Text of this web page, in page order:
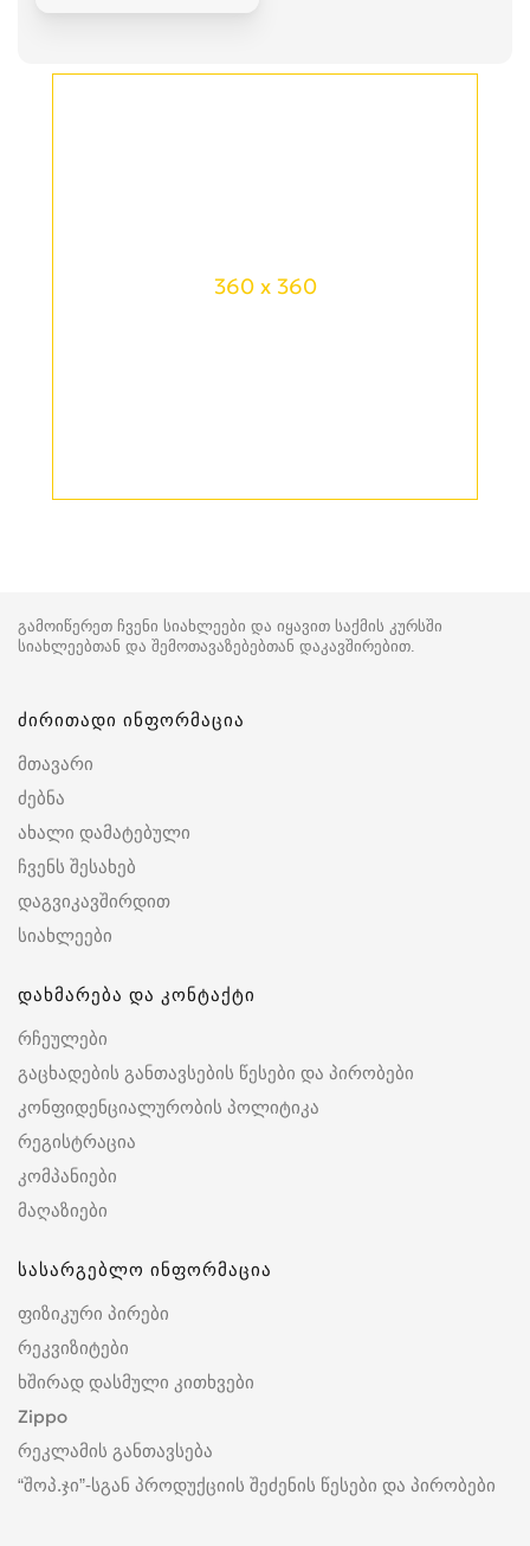
360 x 360
გამოიწერეთ ჩვენი სიახლეები და იყავით საქმის კურსში
სიახლეებთან და შემოთავაზებებთან დაკავშირებით.
ძირითადი ინფორმაცია
მთავარი
ძებნა
ახალი დამატებული
ჩვენს შესახებ
დაგვიკავშირდით
სიახლეები
დახმარება და კონტაქტი
რჩეულები
გაცხადების განთავსების წესები და პირობები
კონფიდენციალურობის პოლიტიკა
რეგისტრაცია
კომპანიები
მაღაზიები
სასარგებლო ინფორმაცია
ფიზიკური პირები
რეკვიზიტები
ხშირად დასმული კითხვები
Zippo
რეკლამის განთავსება
“შოპ.ჯი”-სგან პროდუქციის შეძენის წესები და პირობები